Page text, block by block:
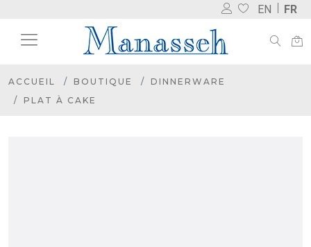
EN FR
ACCUEIL BOUTIQUE
DINNERWARE
PLAT À CAKE